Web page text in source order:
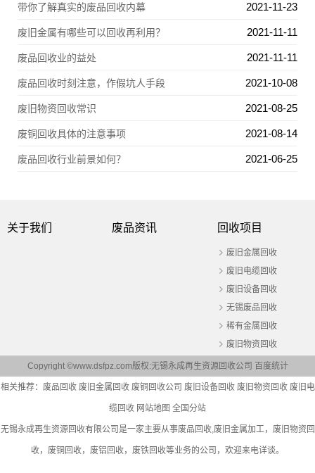
带你了解真实的废品回收内幕 2021-11-23
废旧金属有哪些可以回收再利用？ 2021-11-11
废品回收业的益处 2021-11-11
废品回收时刻注意，作假坑人手段 2021-10-08
废旧物资回收常识 2021-08-25
废铜回收具体的注意事项 2021-08-14
废品回收行业前景如何？ 2021-06-25
关于我们 废品资讯 回收项目
废旧金属回收
废旧电缆回收
废旧设备回收
无锡废品回收
稀有金属回收
废旧物资回收
Copyright ©www.dsfpz.com版权:无锡永成再生资源回收公司 百度统计
相关推荐： 废品回收 废旧金属回收 废铜回收公司 废旧设备回收 废旧物资回收 废旧电
缆回收 网站地图 全国分站
无锡永成再生资源回收有限公司是一家主要从事废品回收,废旧金属加工，废旧物资回
收，废铜回收，废铝回收，废铁回收等业务的公司，欢迎来电详谈。